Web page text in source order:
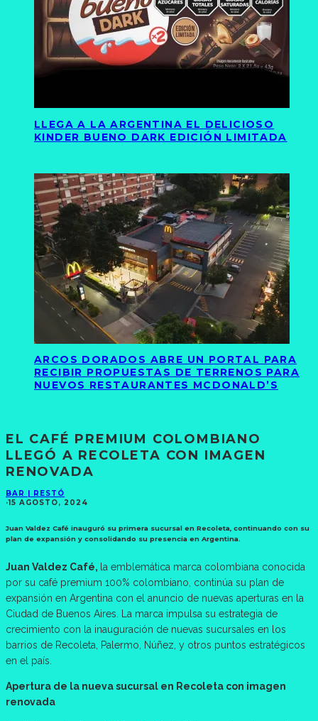
LLEGA A LA ARGENTINA EL DELICIOSO
KINDER BUENO DARK EDICIÓN LIMITADA
ARCOS DORADOS ABRE UN PORTAL PARA
RECIBIR PROPUESTAS DE TERRENOS PARA
NUEVOS RESTAURANTES MCDONALD’S
EL CAFÉ PREMIUM COLOMBIANO
LLEGÓ A RECOLETA CON IMAGEN
RENOVADA
BAR | RESTÓ
·15 AGOSTO, 2024
Juan Valdez Café inauguró su primera sucursal en Recoleta, continuando con su
plan de expansión y consolidando su presencia en Argentina.
Juan Valdez Café, la emblemática marca colombiana conocida
por su café premium 100% colombiano, continúa su plan de
expansión en Argentina con el anuncio de nuevas aperturas en la
Ciudad de Buenos Aires. La marca impulsa su estrategia de
crecimiento con la inauguración de nuevas sucursales en los
barrios de Recoleta, Palermo, Núñez, y otros puntos estratégicos
en el país.
Apertura de la nueva sucursal en Recoleta con imagen
renovada